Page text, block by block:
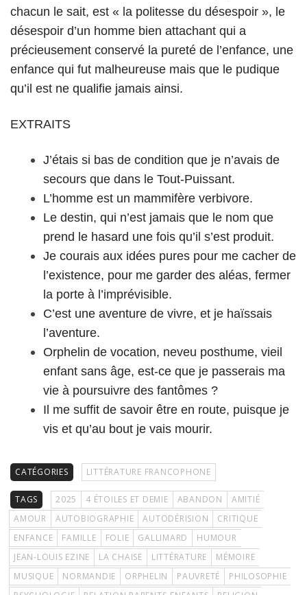
chacun le sait, est « la politesse du désespoir », le
désespoir d’un homme bien attachant qui a
précieusement conservé la pureté de l’enfance, une
enfance qui fut malheureuse mais que le pudique
qu’il est ne qualifie jamais ainsi.
EXTRAITS
J’étais si bas de condition que je n’avais de
secours que dans le Tout-Puissant.
L’homme est un mammifère verbivore.
Le destin, qui n’est jamais que le nom que
prend le hasard une fois qu’il s’est produit.
Je courais aux idées pures pour me cacher de
l’existence, pour me garder des aléas, fermer
la porte à l’imprévisible.
C’est une aventure de vivre, et je haïssais
l’aventure.
Orphelin de vocation, neveu posthume, vieil
enfant sans âge, est-ce que je passerais ma
vie à poursuivre des fantômes ?
Il me suffit de savoir être en route, puisque je
vis et qu’au bout je vais mourir.
CATÉGORIES LITTÉRATURE FRANCOPHONE
TAGS 2025 4 ÉTOILES ET DEMIE ABANDON
AMITIÉ
AMOUR
AUTOBIOGRAPHIE AUTODÉRISION
CRITIQUE
ENFANCE
FAMILLE FOLIE GALLIMARD
HUMOUR
JEAN-LOUIS EZINE
LA CHAISE LITTÉRATURE
MÉMOIRE
MUSIQUE
NORMANDIE ORPHELIN PAUVRETÉ
PHILOSOPHIE